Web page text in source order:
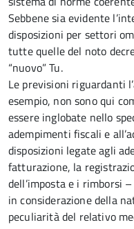
Sebbene sia evidente
disposizioni per settori
tutte quelle del noto
“nuovo” Tu.
Le previsioni riguardanti
esempio, non sono qui
essere inglobate nello
adempimenti fiscali e
disposizioni legate agli
fatturazione, la
dell’imposta e i rimborsi
in considerazione della
peculiarità del relativo